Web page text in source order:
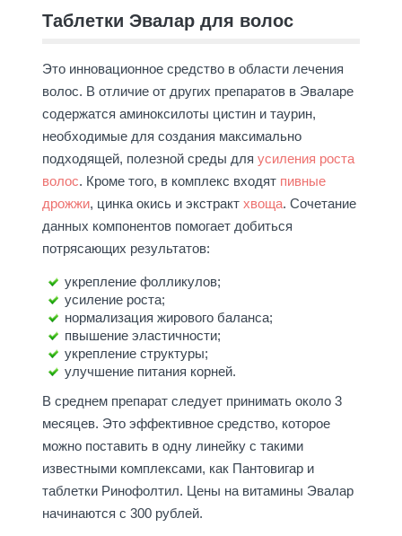
Таблетки Эвалар для волос
Это инновационное средство в области лечения
волос. В отличие от других препаратов в Эваларе
содержатся аминоксилоты цистин и таурин,
необходимые для создания максимально
подходящей, полезной среды для усиления роста
волос. Кроме того, в комплекс входят пивные
дрожжи, цинка окись и экстракт хвоща. Сочетание
данных компонентов помогает добиться
потрясающих результатов:
укрепление фолликулов;
усиление роста;
нормализация жирового баланса;
пвышение эластичности;
укрепление структуры;
улучшение питания корней.
В среднем препарат следует принимать около 3
месяцев. Это эффективное средство, которое
можно поставить в одну линейку с такими
известными комплексами, как Пантовигар и
таблетки Ринофолтил. Цены на витамины Эвалар
начинаются с 300 рублей.